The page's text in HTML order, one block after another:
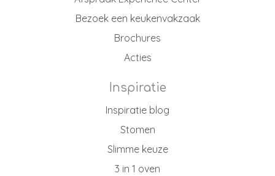
Bezoek een keukenvakzaak
Brochures
Acties
Inspiratie
Inspiratie blog
Stomen
Slimme keuze
3 in 1 oven